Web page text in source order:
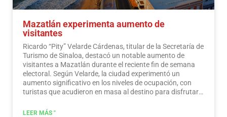
Mazatlán experimenta aumento de
visitantes
Ricardo “Pity” Velarde Cárdenas, titular de la Secretaría de
Turismo de Sinaloa, destacó un notable aumento de
visitantes a Mazatlán durante el reciente fin de semana
electoral. Según Velarde, la ciudad experimentó un
aumento significativo en los niveles de ocupación, con
turistas que acudieron en masa al destino para disfrutar
responsabilidad hacia la participación en el proceso
LEER MÁS "